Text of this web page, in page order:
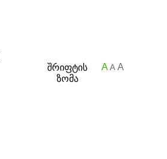
შრიფტის
ზომა
A A A